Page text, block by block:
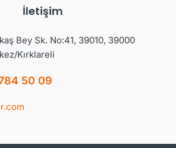
İletişim
Bey Sk. No:41, 39010, 39000
Kırklareli
50 09